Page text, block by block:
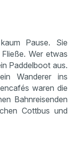
Pause. Sie
Wer etwas
Paddelboot aus.
Wanderer ins
waren die
Bahnreisenden
Cottbus und